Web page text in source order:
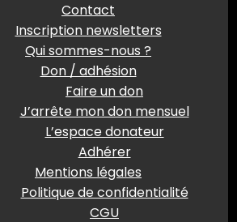
Contact
Inscription newsletters
Qui sommes-nous ?
Don / adhésion
Faire un don
J’arrête mon don mensuel
L’espace donateur
Adhérer
Mentions légales
Politique de confidentialité
CGU